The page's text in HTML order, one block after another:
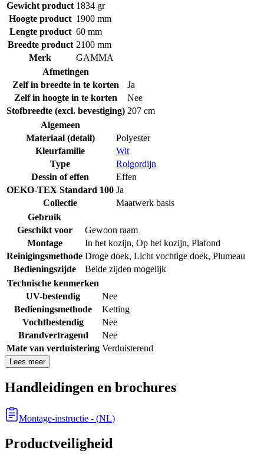
Gewicht product 1834 gr
Hoogte product 1900 mm
Lengte product 60 mm
Breedte product 2100 mm
Merk
GAMMA
Afmetingen
Zelf in breedte in te korten
Ja
Zelf in hoogte in te korten
Nee
Stofbreedte (excl. bevestiging) 207 cm
Algemeen
Materiaal (detail)
Polyester
Kleurfamilie
Wit
Type
Rolgordijn
Dessin of effen
Effen
OEKO-TEX Standard 100 Ja
Collectie
Maatwerk basis
Gebruik
Geschikt voor
Gewoon raam
Montage
In het kozijn, Op het kozijn, Plafond
Reinigingsmethode Droge doek, Licht vochtige doek, Plumeau
Bedieningszijde
Beide zijden mogelijk
Technische kenmerken
UV-bestendig
Nee
Bedieningsmethode
Ketting
Vochtbestendig
Nee
Brandvertragend
Nee
Mate van verduistering Verduisterend
Lees meer
Handleidingen en brochures
Montage-instructie - (NL)
Productveiligheid